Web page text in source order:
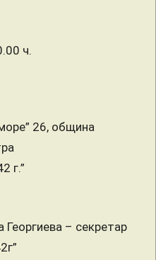
ч.
26, община
г.”
– секретар